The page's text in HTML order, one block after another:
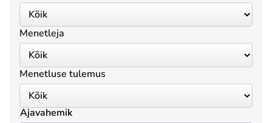
Menetleja
Menetluse tulemus
Ajavahemik